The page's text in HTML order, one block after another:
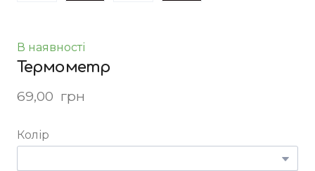
В наявності
Термометр
69,00  грн
Колір